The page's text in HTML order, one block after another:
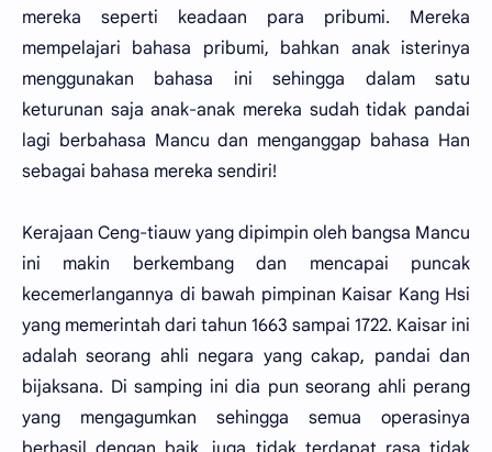
mereka seperti keadaan para pribumi. Mereka
mempelajari bahasa pribumi, bahkan anak isterinya
menggunakan bahasa ini sehingga dalam satu
keturunan saja anak-anak mereka sudah tidak pandai
lagi berbahasa Mancu dan menganggap bahasa Han
sebagai bahasa mereka sendiri!
Kerajaan Ceng-tiauw yang dipimpin oleh bangsa Mancu
ini makin berkembang dan mencapai puncak
kecemerlangannya di bawah pimpinan Kaisar Kang Hsi
yang memerintah dari tahun 1663 sampai 1722. Kaisar ini
adalah seorang ahli negara yang cakap, pandai dan
bijaksana. Di samping ini dia pun seorang ahli perang
yang mengagumkan sehingga semua operasinya